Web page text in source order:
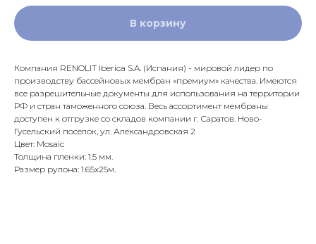
В корзину
Компания RENOLIT Iberica S.A. (Испания) - мировой лидер по
производству бассейновых мембран «премиум» качества. Имеются
все разрешительные документы для использования на территории
РФ и стран таможенного союза. Весь ассортимент мембраны
доступен к отгрузке со складов компании г. Саратов. Ново-
Гусельский поселок, ул. Александровская 2
Цвет: Mosaic
Толщина пленки: 1.5 мм.
Размер рулона: 1.65х25м.